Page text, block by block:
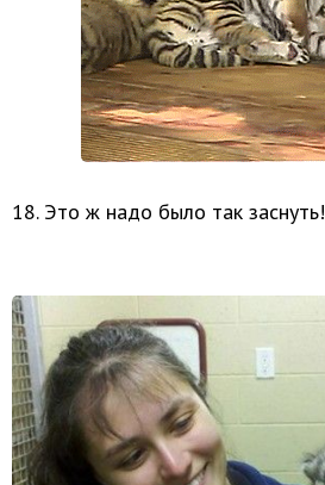
18. Это ж надо было так заснуть!